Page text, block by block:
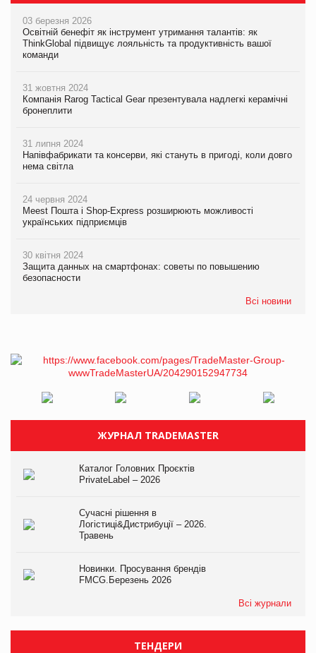
03 березня 2026
Освітній бенефіт як інструмент утримання талантів: як
ThinkGlobal підвищує лояльність та продуктивність вашої
команди
31 жовтня 2024
Компанія Rarog Tactical Gear презентувала надлегкі керамічні
бронеплити
31 липня 2024
Напівфабрикати та консерви, які стануть в пригоді, коли довго
нема світла
24 червня 2024
Meest Пошта і Shop-Express розширюють можливості
українських підприємців
30 квітня 2024
Защита данных на смартфонах: советы по повышению
безопасности
Всі новини
ЖУРНАЛ TRADEMASTER
Каталог Головних Проєктів
PrivateLabel – 2026
Сучасні рішення в
Логістиці&Дистрибуції – 2026.
Травень
Новинки. Просування брендів
FMCG.Березень 2026
Всі журнали
ТЕНДЕРИ